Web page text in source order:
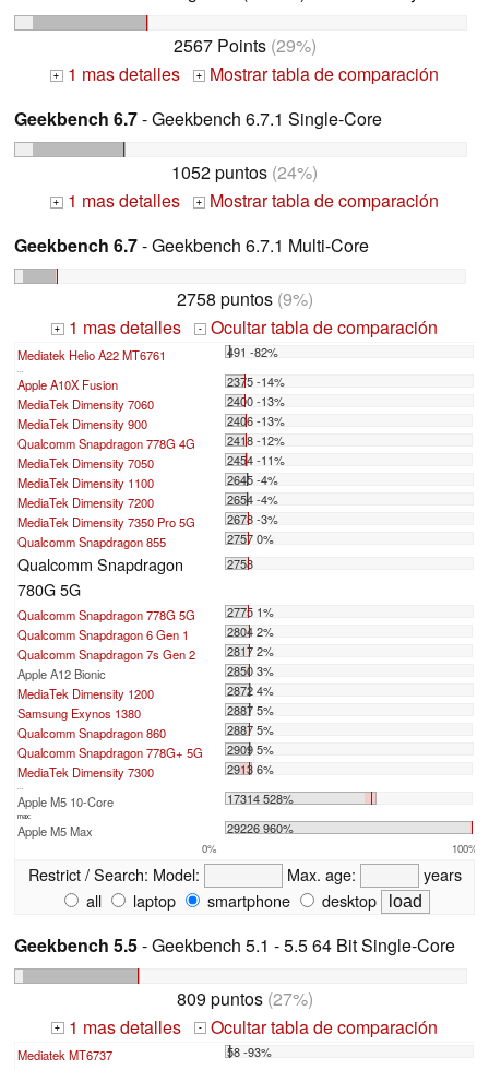
2567 Points(29%)
+ 1 mas detalles +
Mostrar tabla de comparación
Geekbench 6.7- Geekbench 6.7.1 Single-Core
1052 puntos (24%)
+ 1 mas detalles +
Mostrar tabla de comparación
Geekbench 6.7- Geekbench 6.7.1 Multi-Core
2758 puntos(9%)
+ 1 mas detalles - Ocultar tabla de comparación
Mediatek Helio A22 MT6761 491 -82%
Apple A10X Fusion
2375 -14%
MediaTek Dimensity 7060
2400 -13%
MediaTek Dimensity 900
2406 -13%
Qualcomm Snapdragon 778G 4G
2418 -12%
MediaTek Dimensity 7050
2454 -11%
MediaTek Dimensity 1100
2645 -4%
MediaTek Dimensity 7200
2654 -4%
MediaTek Dimensity 7350 Pro 5G
2678 -3%
Qualcomm Snapdragon 855
2757 0%
Qualcomm Snapdragon
780G 5G
2758
Qualcomm Snapdragon 778G 5G
2775 1%
Qualcomm Snapdragon 6 Gen 1
2804 2%
Qualcomm Snapdragon 7s Gen 2
2817 2%
Apple A12 Bionic
2850 3%
MediaTek Dimensity 1200
2872 4%
Samsung Exynos 1380
2887 5%
Qualcomm Snapdragon 860
2887 5%
Qualcomm Snapdragon 778G+ 5G
2909 5%
MediaTek Dimensity 7300
2913 6%
Apple M5 10-Core 17314 528%
max:
Apple M5 Max 29226 960%
0% 100%
Restrict / Search: Model: Max. age:
years
all
laptop smartphone desktop
Geekbench 5.5- Geekbench 5.1 - 5.5 64 Bit Single-Core
809 puntos(27%)
+ 1 mas detalles - Ocultar tabla de comparación
Mediatek MT6737 58 -93%